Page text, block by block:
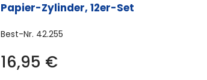
Papier-Zylinder, 12er-Set
Best-Nr. 42.255
16,95 €